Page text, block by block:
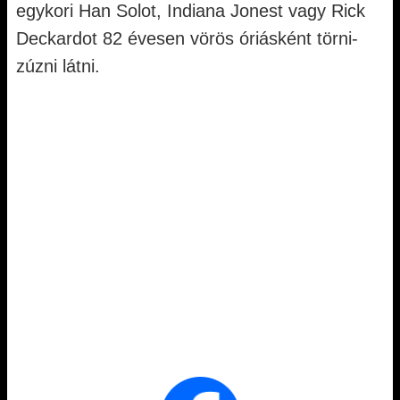
egykori Han Solot, Indiana Jonest vagy Rick
Deckardot 82 évesen vörös óriásként törni-
zúzni látni.